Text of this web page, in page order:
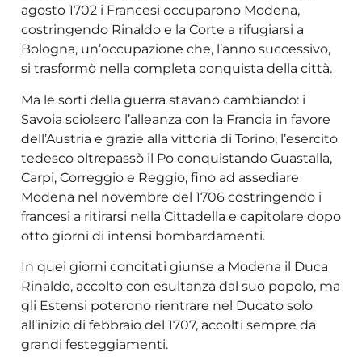
agosto 1702 i Francesi occuparono Modena,
costringendo Rinaldo e la Corte a rifugiarsi a
Bologna, un’occupazione che, l’anno successivo,
si trasformò nella completa conquista della città.
Ma le sorti della guerra stavano cambiando: i
Savoia sciolsero l’alleanza con la Francia in favore
dell’Austria e grazie alla vittoria di Torino, l’esercito
tedesco oltrepassò il Po conquistando Guastalla,
Carpi, Correggio e Reggio, fino ad assediare
Modena nel novembre del 1706 costringendo i
francesi a ritirarsi nella Cittadella e capitolare dopo
otto giorni di intensi bombardamenti.
In quei giorni concitati giunse a Modena il Duca
Rinaldo, accolto con esultanza dal suo popolo, ma
gli Estensi poterono rientrare nel Ducato solo
all’inizio di febbraio del 1707, accolti sempre da
grandi festeggiamenti.